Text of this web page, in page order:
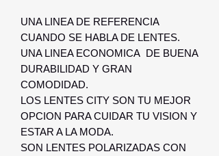
UNA LINEA DE REFERENCIA
CUANDO SE HABLA DE LENTES.
UNA LINEA ECONOMICA DE BUENA
DURABILIDAD Y GRAN
COMODIDAD.
LOS LENTES CITY SON TU MEJOR
OPCION PARA CUIDAR TU VISION Y
ESTAR A LA MODA.
SON LENTES POLARIZADAS CON